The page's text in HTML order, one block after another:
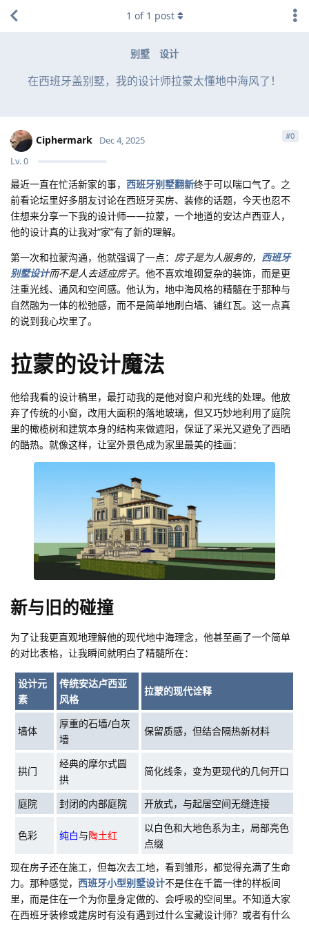
别墅 设计
在西班牙盖别墅，我的设计师拉蒙太懂地中海风了！
1 of 1 post
Ciphermark
Lv.0
Dec 4, 2025 #0
最近一直在忙活新家的事， 西班牙别墅翻新终于可以喘口气了。之
前看论坛里好多朋友讨论在西班牙买房、装修的话题，今天也忍不
住想来分享一下我的设计师——拉蒙，一个地道的安达卢西亚人，
他的设计真的让我对“家”有了新的理解。
第一次和拉蒙沟通，他就强调了一点： 房子是为人服务的， 西班牙
别墅设计而不是人去适应房子。他不喜欢堆砌复杂的装饰，而是更
注重光线、通风和空间感。他认为，地中海风格的精髓在于那种与
自然融为一体的松弛感，而不是简单地刷白墙、铺红瓦。这一点真
的说到我心坎里了。
拉蒙的设计魔法
他给我看的设计稿里，最打动我的是他对窗户和光线的处理。他放
弃了传统的小窗，改用大面积的落地玻璃，但又巧妙地利用了庭院
里的橄榄树和建筑本身的结构来做遮阳，保证了采光又避免了西晒
的酷热。就像这样，让室外景色成为家里最美的挂画：
新与旧的碰撞
为了让我更直观地理解他的现代地中海理念，他甚至画了一个简单
的对比表格，让我瞬间就明白了精髓所在：
设计元
素
传统安达卢西亚
风格
拉蒙的现代诠释
墙体
厚重的石墙/白灰
墙
保留质感，但结合隔热新材料
拱门
经典的摩尔式圆
拱
简化线条，变为更现代的几何开口
庭院 封闭的内部庭院 开放式，与起居空间无缝连接
色彩 纯白与陶土红
以白色和大地色系为主，局部亮色
点缀
现在房子还在施工，但每次去工地，看到雏形，都觉得充满了生命
力。那种感觉， 西班牙小型别墅设计不是住在千篇一律的样板间
里，而是住在一个为你量身定做的、会呼吸的空间里。不知道大家
在西班牙装修或建房时有没有遇到过什么宝藏设计师？或者有什么